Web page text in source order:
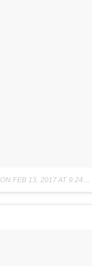
ON FEB 13, 2017 AT 9:24AM PST